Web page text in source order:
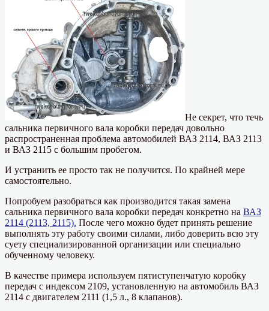
Не секрет, что течь
сальника первичного вала коробки передач довольно
распространенная проблема автомобилей ВАЗ 2114, ВАЗ 2113
и ВАЗ 2115 с большим пробегом.
И устранить ее просто так не получится. По крайней мере
самостоятельно.
Попробуем разобраться как производится такая замена
сальника первичного вала коробки передач конкретно на ВАЗ
2114 (2113, 2115). После чего можно будет принять решение
выполнять эту работу своими силами, либо доверить всю эту
суету специализированной организации или специально
обученному человеку.
В качестве примера используем пятиступенчатую коробку
передач с индексом 2109, установленную на автомобиль ВАЗ
2114 с двигателем 2111 (1,5 л., 8 клапанов).